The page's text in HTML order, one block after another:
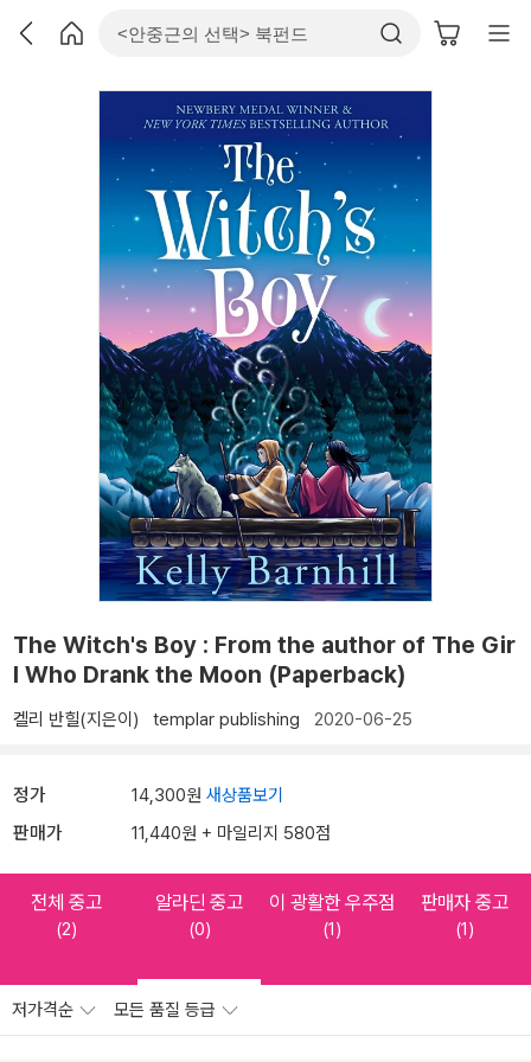
The Witch's Boy : From the author of The Gir
l Who Drank the Moon (Paperback)
켈리 반힐(지은이) templar publishing 2020-06-25
정가 14,300원 새상품보기
판매가 11,440원 + 마일리지 580점
전체 중고
(2)
알라딘 중고
(0)
이 광활한 우주점
(1)
판매자 중고
(1)
저가격순 모든 품질 등급